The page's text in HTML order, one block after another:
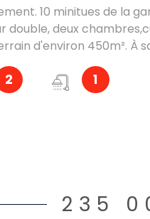
10 minitues de la
double, deux
d'environ 450m². À
2 1
235